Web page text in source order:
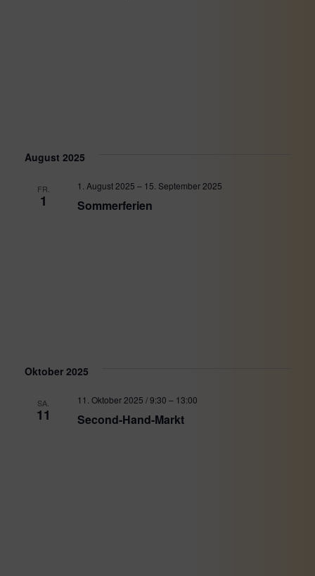
August 2025
FR.
1 Sommerferien
1. August 2025 – 15. September 2025
Oktober 2025
SA.
11 Second-Hand-Markt
11. Oktober 2025 / 9:30 – 13:00